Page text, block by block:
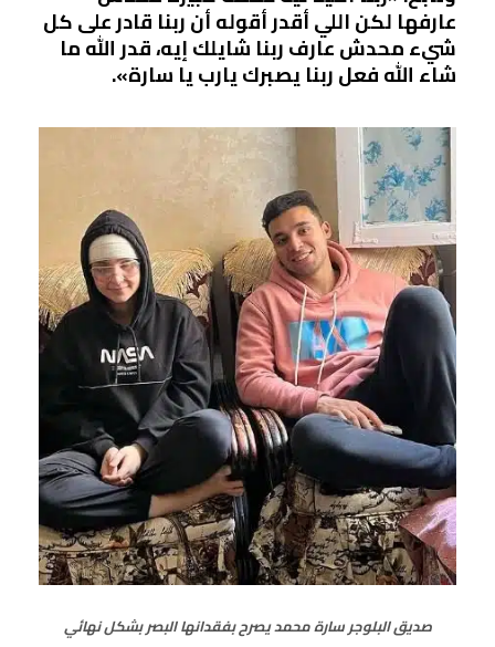
عارفها لكن اللي أقدر أقوله أن ربنا قادر على كل
شيء محدش عارف ربنا شايلك إيه، قدر الله ما
شاء الله فعل ربنا يصبرك يارب يا سارة».
صديق البلوجر سارة محمد يصرح بفقدانها البصر بشكل نهائي